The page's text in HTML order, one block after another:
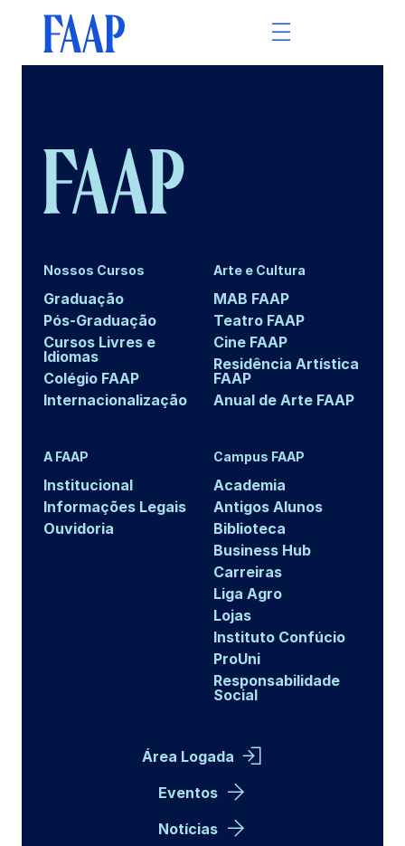
Nossos Cursos
Graduação
Pós-Graduação
Cursos Livres e
Idiomas
Colégio FAAP
Internacionalização
Arte e Cultura
MAB FAAP
Teatro FAAP
Cine FAAP
Residência Artística
FAAP
Anual de Arte FAAP
A FAAP
Institucional
Informações Legais
Ouvidoria
Campus FAAP
Academia
Antigos Alunos
Biblioteca
Business Hub
Carreiras
Liga Agro
Lojas
Instituto Confúcio
ProUni
Responsabilidade
Social
Área Logada
Eventos
Notícias